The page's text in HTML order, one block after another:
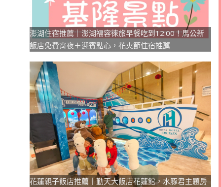
澎湖住宿推薦｜澎湖福容徠旅早餐吃到12:00！馬公新
飯店免費宵夜＋迎賓點心，花火節住宿推薦
花蓮親子飯店推薦｜勤天大飯店花蓮館，水豚君主題房